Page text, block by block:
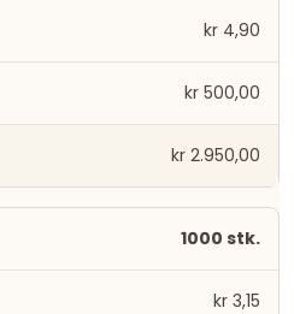
kr 4,90
kr 500,00
kr 2.950,00
1000 stk.
kr 3,15